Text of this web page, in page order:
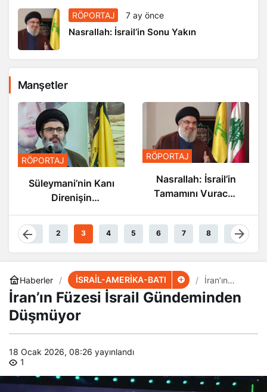
RÖPORTAJ 7 ay önce
Nasrallah: İsrail’in Sonu Yakın
Manşetler
RÖPORTAJ
Süleymani’nin Kanı
Direnişin
Damarlarında
Akıyor
RÖPORTAJ
Nasrallah: İsrail’in
Tamamını Vuracak
1 2 3 4 5 6 7 8 9
Haberler İSRAİL-AMERİKA-BATI
İran’ın
Füzesi İsrail
Gündemind
İran’ın Füzesi İsrail Gündeminden
Düşmüyor
18 Ocak 2026, 08:26 yayınlandı
1